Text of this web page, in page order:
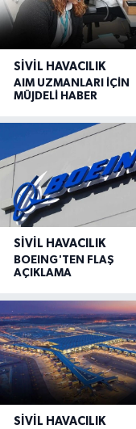
SIVIL HAVACILIK
AIM UZMANLARI İÇİN
MÜJDELİ HABER
SIVIL HAVACILIK
BOEING'TEN FLAŞ
AÇIKLAMA
SIVIL HAVACILIK